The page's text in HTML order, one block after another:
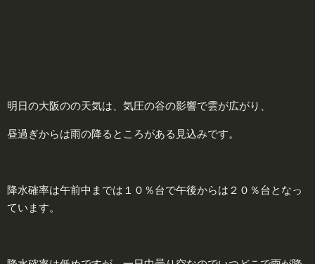
明日の大阪のの天気は、気圧の谷の影響で雲が広がり、
昼過ぎからは雨の降るところがある見込みです。
降水確率は午前中までは１０％台で午後からは２０％台となっ
ています。